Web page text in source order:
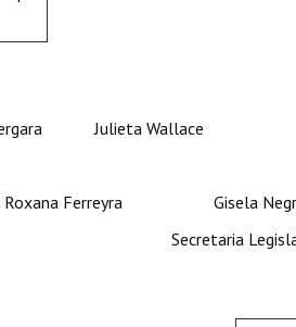
Julieta Wallace
Gisela